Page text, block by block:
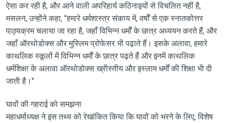
ऐसा कर रही है, और आने वाली अपरिहार्य कठिनाइयों से विचलित नहीं है,
मसलन, उन्होंने कहा, "हमारे धर्मशास्त्र संकाय में, वर्षों से एक स्नातकोत्तर
पाठ्यक्रम चलाया जा रहा है, जहाँ विभिन्न धर्मों के छात्र अध्ययन करते हैं, और
जहाँ ऑरथोडोक्स और मुस्लिम प्रोफेसर भी पढ़ाते हैं। इसके अलावा, हमारे
काथलिक स्कूलों में विभिन्न धर्मों के छात्र पढ़ते हैं और इनमें काथलिक
धर्मशिक्षा के अलावा ऑरथोडोक्स ख्रीस्तीय और इस्लाम धर्मों की शिक्षा भी दी
जाती है।"
घावों की गहराई को समझना
महाधर्माध्यक्ष ने इस तथ्य को रेखांकित किया कि घावों को भरने के लिए, विशेष